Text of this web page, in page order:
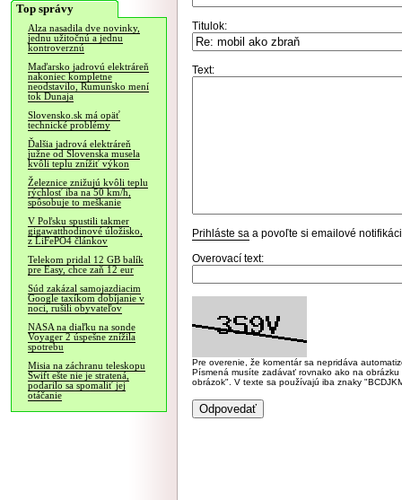
Top správy
Alza nasadila dve novinky,
jednu užitočnú a jednu
kontroverznú
Maďarsko jadrovú elektráreň
nakoniec kompletne
neodstavilo, Rumunsko mení
tok Dunaja
Slovensko.sk má opäť
technické problémy
Ďalšia jadrová elektráreň
južne od Slovenska musela
kvôli teplu znížiť výkon
Železnice znižujú kvôli teplu
rýchlosť iba na 50 km/h,
spôsobuje to meškanie
V Poľsku spustili takmer
gigawatthodinové úložisko,
z LiFePO4 článkov
Telekom pridal 12 GB balík
pre Easy, chce zaň 12 eur
Súd zakázal samojazdiacim
Google taxíkom dobíjanie v
noci, rušili obyvateľov
NASA na diaľku na sonde
Voyager 2 úspešne znížila
spotrebu
Misia na záchranu teleskopu
Swift ešte nie je stratená,
podarilo sa spomaliť jej
otáčanie
Titulok:
Text:
Prihláste sa a povoľte si emailové
Overovací text:
Pre overenie, že komentár sa nepridáva
Písmená musíte zadávať rovnako ako na
obrázok". V texte sa používajú iba znaky